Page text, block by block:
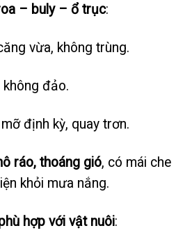
– buly – ổ trục:
vừa, không trùng.
không đảo.
định kỳ, quay trơn.
ráo, thoáng gió, có mái che
khỏi mưa nắng.
hợp với vật nuôi: